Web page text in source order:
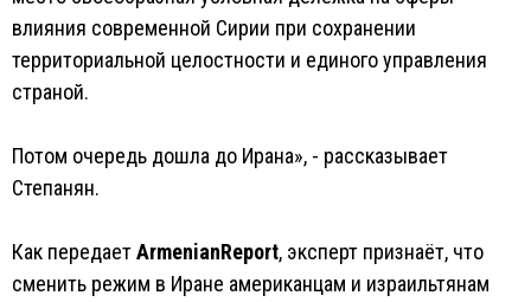
влияния современной Сирии при сохранении
территориальной целостности и единого управления
страной.
Потом очередь дошла до Ирана», - рассказывает
Степанян.
Как передаетArmenianReport, эксперт признаёт, что
сменить режим в Иране американцам и израильтянам